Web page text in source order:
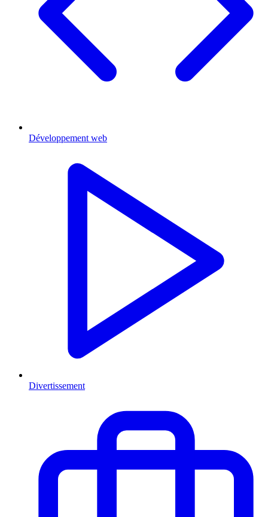
Développement web
Divertissement